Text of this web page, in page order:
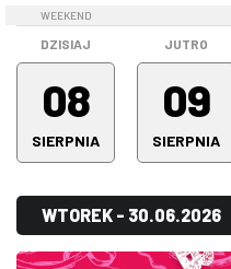
W RZESZOWIE
Spotkanie
Warsztaty
Wszystkie kategorie
WEEKEND
DZISIAJ
08
SIERPNIA
JUTRO
09
SIERPNIA
WTOREK - 30.06.2026